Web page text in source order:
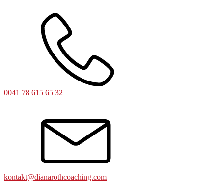
0041 78 615 65 32
kontakt@dianarothcoaching.com